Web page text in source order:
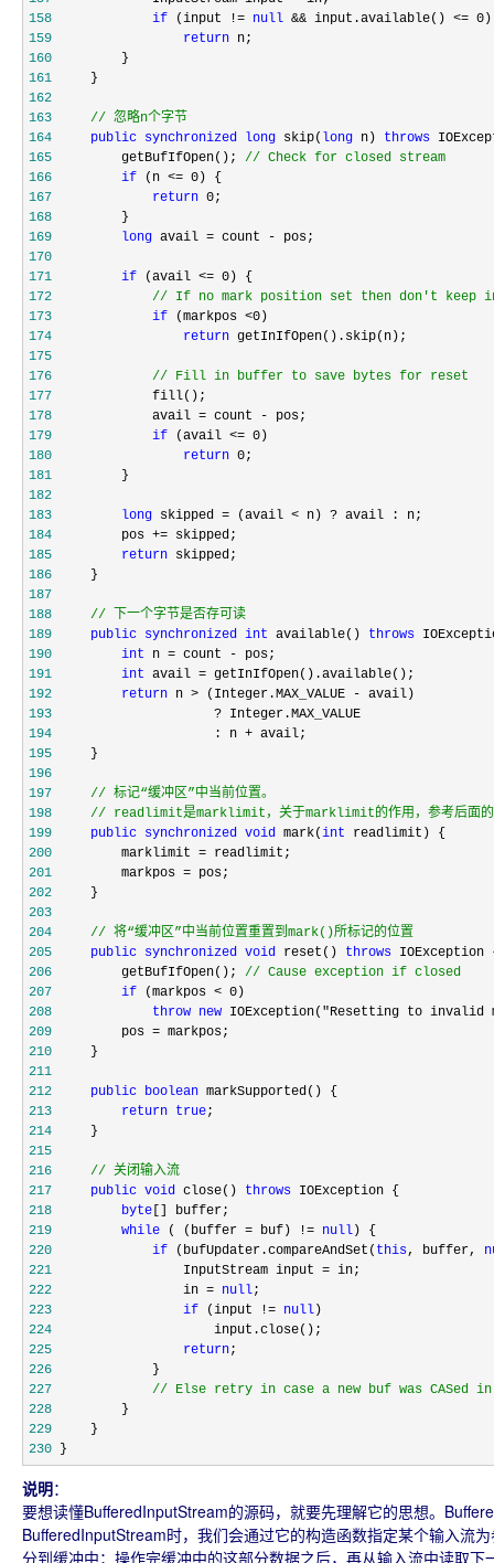
158
if (input != null && input.available() <= 0
159
return
160
161
162
163
// 忽略n个字节
164
public synchronized long skip( long n) throws
165
         getBufIfOpen();
// Check for closed stream
166
if (n <= 0
167
return 0
168
169
long avail = count -
170
171
if (avail <= 0
172
// If no mark position set then don't keep
173
if (markpos <0
174
return
175
176
// Fill in buffer to save bytes for reset
177
178
             avail = count -
179
if (avail <= 0
180
return 0
181
182
183
long skipped = (avail < n) ?
184
         pos +=
185
return
186
187
188
// 下一个字节是否存可读
189
public synchronized int available() throws
190
int n = count -
191
int avail =
192
return n > (Integer.MAX_VALUE -
193
                     ?
194
                     : n +
195
196
197
//
198
// readlimit是marklimit，关于marklimit的作用，参考后面的
199
public synchronized void mark(int
200
         marklimit =
201
         markpos =
202
203
204
// 将“缓冲区”中当前位置重置到mark()所标记的位置
205
public synchronized void reset() throws
206
         getBufIfOpen();
// Cause exception if closed
207
if (markpos < 0
208
throw new IOException("Resetting to invalid
209
         pos =
210
211
212
public boolean
213
return true
214
215
216
// 关闭输入流
217
public void close() throws
218
byte
219
while ( (buffer = buf) != null
220
if (bufUpdater.compareAndSet( this, buffer,
221
                 InputStream input =
222
                 in =
null
223
if (input != null
224
225
return
226
227
// Else retry in case a new buf was
228
229
230 }
说明：
要想读懂BufferedInputStream的源码，就要先理解它的思想。
BufferedInputStream时，我们会通过它的构造函数指定某个输入流
分到缓冲中；操作完缓冲中的这部分数据之后，再从输入流中读取下